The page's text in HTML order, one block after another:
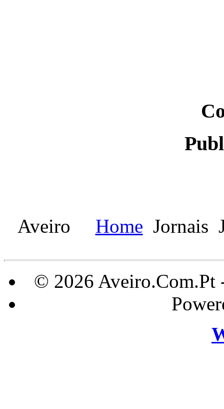
Aveiro Home Jornais
© 2026 Aveiro.Com.Pt